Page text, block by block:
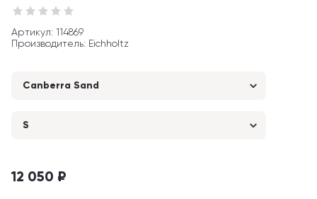
Артикул: 114869
Производитель: Eichholtz
Canberra Sand
S
12 050 ₽